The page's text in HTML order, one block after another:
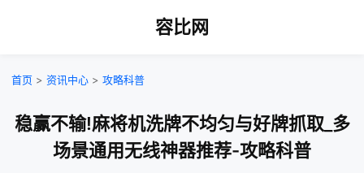
容比网
首页 > 资讯中心 > 攻略科普
稳赢不输!麻将机洗牌不均匀与好牌抓取_多
场景通用无线神器推荐-攻略科普